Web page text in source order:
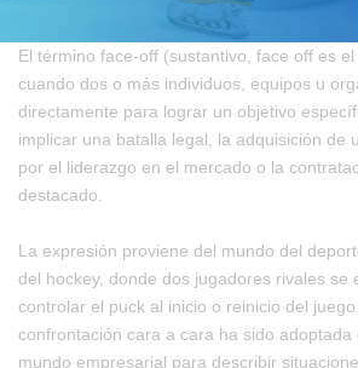
El término face-off (sustantivo, face off es
cuando dos o más individuos, equipos u
directamente para lograr un objetivo
implicar una batalla legal, la adquisición de
por el liderazgo en el mercado o la
destacado.
La expresión proviene del mundo del
del hockey, donde dos jugadores rivales se
controlar el puck al inicio o reinicio del
confrontación cara a cara ha sido adoptada
mundo empresarial para describir